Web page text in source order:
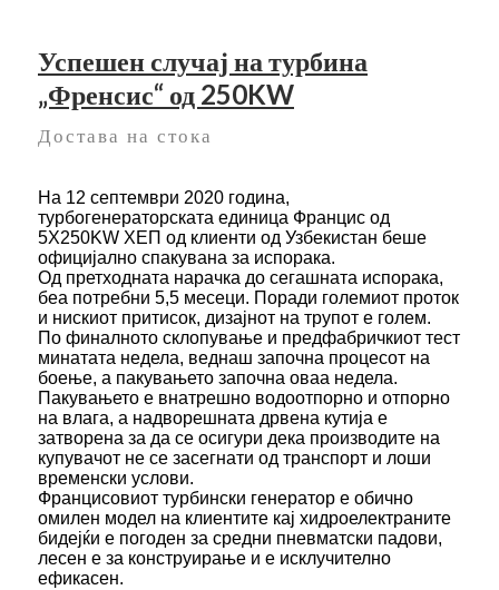
Успешен случај на турбина
„Френсис“ од 250KW
Достава на стока
На 12 септември 2020 година,
турбогенераторската единица Францис од
5X250KW ХЕП од клиенти од Узбекистан беше
официјално спакувана за испорака.
Од претходната нарачка до сегашната испорака,
беа потребни 5,5 месеци. Поради големиот проток
и нискиот притисок, дизајнот на трупот е голем.
По финалното склопување и предфабричкиот тест
минатата недела, веднаш започна процесот на
боење, а пакувањето започна оваа недела.
Пакувањето е внатрешно водоотпорно и отпорно
на влага, а надворешната дрвена кутија е
затворена за да се осигури дека производите на
купувачот не се засегнати од транспорт и лоши
временски услови.
Францисовиот турбински генератор е обично
омилен модел на клиентите кај хидроелектраните
бидејќи е погоден за средни пневматски падови,
лесен е за конструирање и е исклучително
ефикасен.